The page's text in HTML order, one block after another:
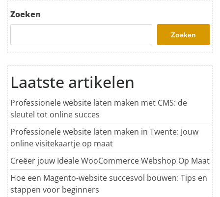
Zoeken
Zoeken
Laatste artikelen
Professionele website laten maken met CMS: de
sleutel tot online succes
Professionele website laten maken in Twente: Jouw
online visitekaartje op maat
Creëer jouw Ideale WooCommerce Webshop Op Maat
Hoe een Magento-website succesvol bouwen: Tips en
stappen voor beginners